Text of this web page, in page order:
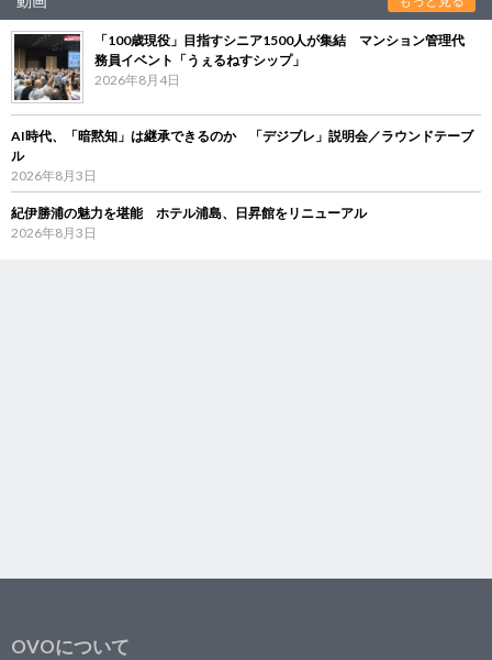
「100歳現役」目指すシニア1500人が集結 マンション管理代
務員イベント「うぇるねすシップ」
2026年8月4日
AI時代、「暗黙知」は継承できるのか 「デジブレ」説明会／ラウンドテーブ
ル
2026年8月3日
紀伊勝浦の魅力を堪能 ホテル浦島、日昇館をリニューアル
2026年8月3日
OVOについて